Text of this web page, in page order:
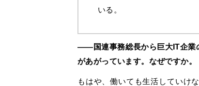
いる。
――国連事務総長から巨大IT企業
があがっています。なぜですか。
もはや、働いても生活していけ